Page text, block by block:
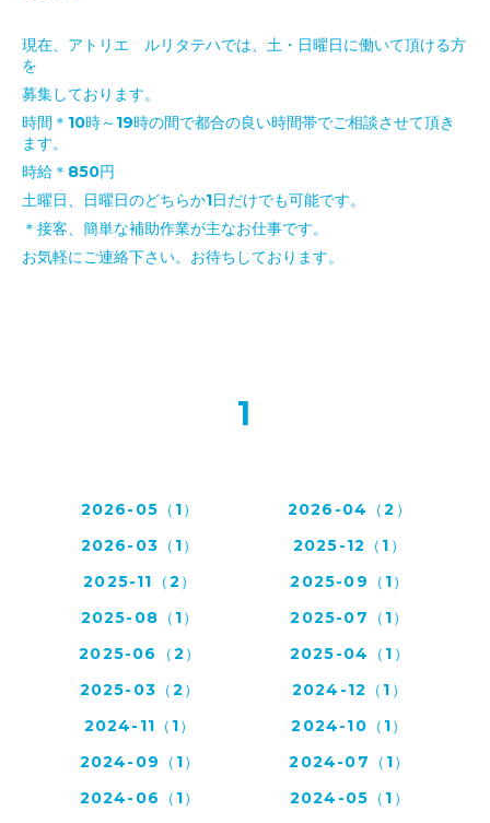
現在、アトリエ ルリタテハでは、土・日曜日に働いて頂ける方
を
募集しております。
時間＊10時～19時の間で都合の良い時間帯でご相談させて頂き
ます。
時給＊850円
土曜日、日曜日のどちらか1日だけでも可能です。
＊接客、簡単な補助作業が主なお仕事です。
お気軽にご連絡下さい。お待ちしております。
1
2026-05（1）
2026-04（2）
2026-03（1）
2025-12（1）
2025-11（2）
2025-09（1）
2025-08（1）
2025-07（1）
2025-06（2）
2025-04（1）
2025-03（2）
2024-12（1）
2024-11（1）
2024-10（1）
2024-09（1）
2024-07（1）
2024-06（1）
2024-05（1）